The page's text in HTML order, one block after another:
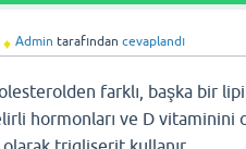
♦ Admin tarafından cevaplandı
farklı, başka bir
hormonları ve D vitaminini